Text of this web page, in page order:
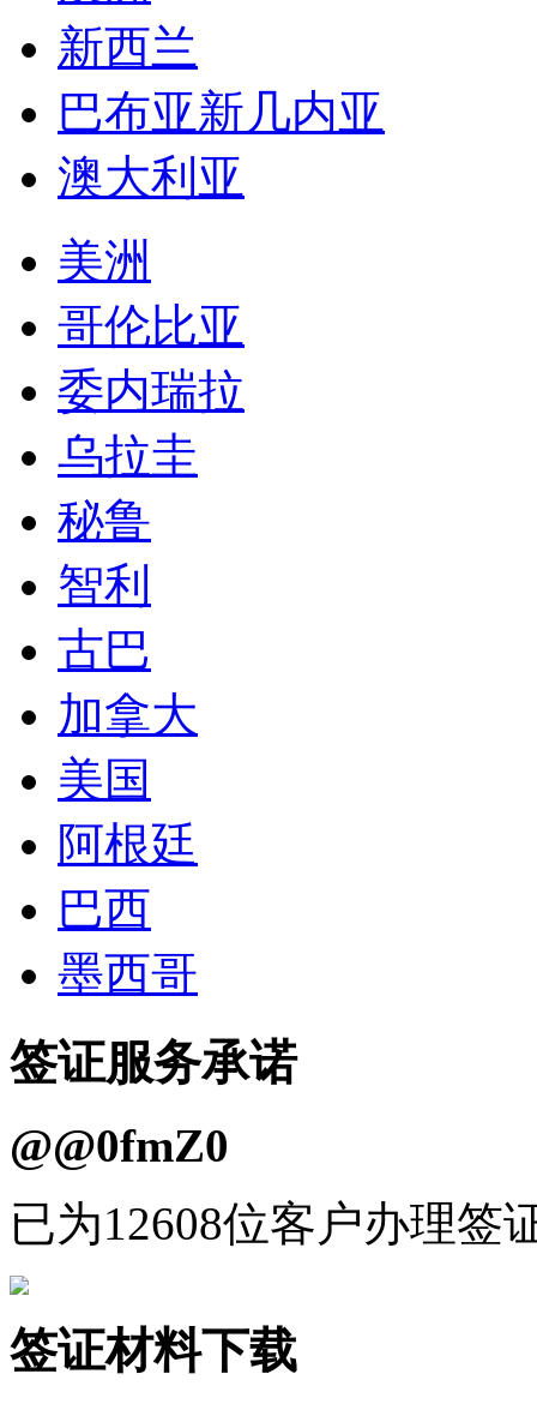
新西兰
巴布亚新几内亚
澳大利亚
美洲
哥伦比亚
委内瑞拉
乌拉圭
秘鲁
智利
古巴
加拿大
美国
阿根廷
巴西
墨西哥
签证服务承诺
@@0fmZ0
已为12608位客户办理签
签证材料下载